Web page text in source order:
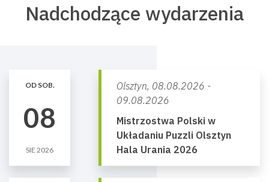
Nadchodzące wydarzenia
OD SOB.
08
SIE 2026
Olsztyn, 08.08.2026 -
09.08.2026
Mistrzostwa Polski w
Układaniu Puzzli Olsztyn
Hala Urania 2026